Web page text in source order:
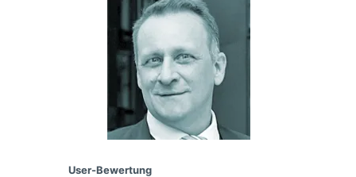
User-Bewertung